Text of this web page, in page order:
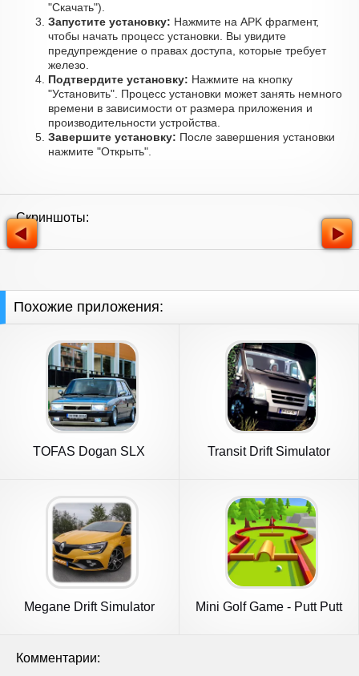
"Скачать").
Запустите установку: Нажмите на APK фрагмент,
чтобы начать процесс установки. Вы увидите
предупреждение о правах доступа, которые требует
железо.
Подтвердите установку: Нажмите на кнопку
"Установить". Процесс установки может занять немного
времени в зависимости от размера приложения и
производительности устройства.
Завершите установку: После завершения установки
нажмите "Открыть".
Скриншоты:
Похожие приложения:
TOFAS Dogan SLX
Transit Drift Simulator
Megane Drift Simulator
Mini Golf Game - Putt Putt
Комментарии: